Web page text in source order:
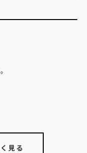
見る